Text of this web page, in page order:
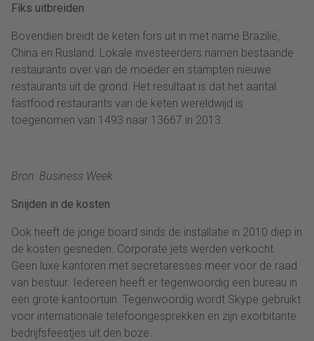
Fiks uitbreiden
Bovendien breidt de keten fors uit in met name Brazilië,
China en Rusland. Lokale investeerders namen bestaande
restaurants over van de moeder en stampten nieuwe
restaurants uit de grond. Het resultaat is dat het aantal
fastfood restaurants van de keten wereldwijd is
toegenomen van 1493 naar 13667 in 2013.
Bron: Business Week
Snijden in de kosten
Ook heeft de jonge board sinds de installatie in 2010 diep in
de kosten gesneden. Corporate jets werden verkocht.
Geen luxe kantoren met secretaresses meer voor de raad
van bestuur. Iedereen heeft er tegenwoordig een bureau in
een grote kantoortuin. Tegenwoordig wordt Skype gebruikt
voor internationale telefoongesprekken en zijn exorbitante
bedrijfsfeestjes uit den boze.